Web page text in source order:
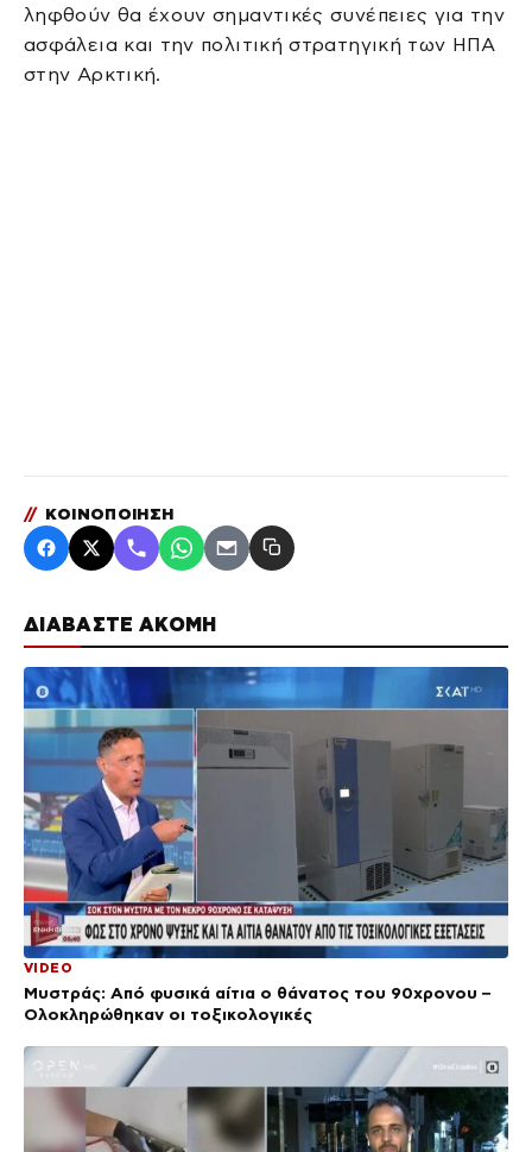
ΔΙΑΒΑΣΤΕ ΑΚΟΜΗ
VIDEO
Μυστράς: Από φυσικά αίτια ο θάνατος του 90χρονου –
Ολοκληρώθηκαν οι τοξικολογικές
ληφθούν θα έχουν σημαντικές συνέπειες για την
ασφάλεια και την πολιτική στρατηγική των ΗΠΑ
στην Αρκτική.
// ΚΟΙΝΟΠΟΙΗΣΗ